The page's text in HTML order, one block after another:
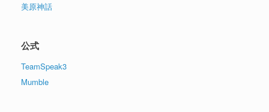
美原神話
公式
TeamSpeak3
Mumble